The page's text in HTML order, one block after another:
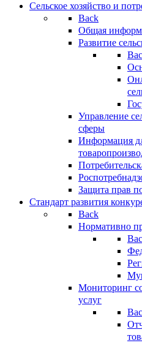
Сельское хозяйство и
Back
Общая
Развитие
Управление
сферы
Информация
Защита прав
Стандарт развития
Back
Нормативно
Мониторинг
услуг